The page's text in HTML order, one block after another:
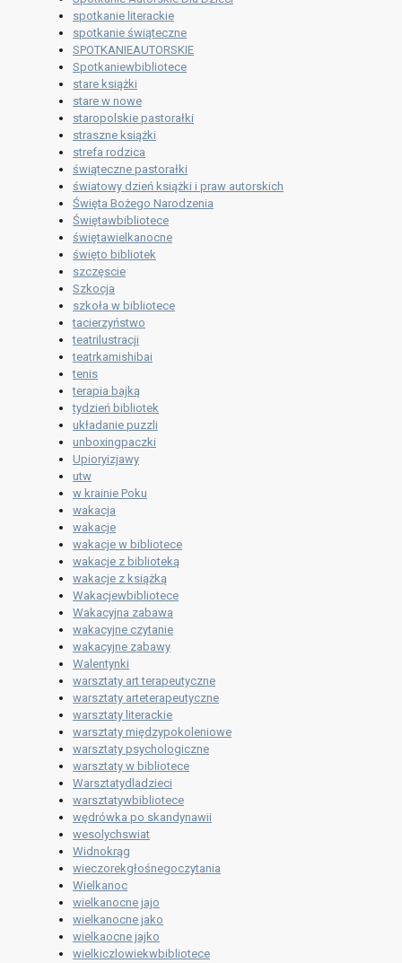
spotkanie literackie
spotkanie świąteczne
SPOTKANIEAUTORSKIE
Spotkaniewbibliotece
stare książki
stare w nowe
staropolskie pastorałki
straszne książki
strefa rodzica
świąteczne pastorałki
światowy dzień książki i praw autorskich
Święta Bożego Narodzenia
Świętawbibliotece
świętawielkanocne
święto bibliotek
szczęscie
Szkocja
szkoła w bibliotece
tacierzyństwo
teatrilustracji
teatrkamishibai
tenis
terapia bajką
tydzień bibliotek
układanie puzzli
unboxingpaczki
Upioryizjawy
utw
w krainie Poku
wakacja
wakacje
wakacje w bibliotece
wakacje z biblioteką
wakacje z książką
Wakacjewbibliotece
Wakacyjna zabawa
wakacyjne czytanie
wakacyjne zabawy
Walentynki
warsztaty art terapeutyczne
warsztaty arteterapeutyczne
warsztaty literackie
warsztaty międzypokoleniowe
warsztaty psychologiczne
warsztaty w bibliotece
Warsztatydladzieci
warsztatywbibliotece
wędrówka po skandynawii
wesolychswiat
Widnokrąg
wieczorekgłośnegoczytania
Wielkanoc
wielkanocne jajo
wielkanocne jako
wielkaocne jajko
wielkiczlowiekwbibliotece